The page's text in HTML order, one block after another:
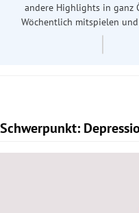
andere Highlights in ganz
Wöchentlich mitspielen
Schwerpunkt:
Slide 1 von 5